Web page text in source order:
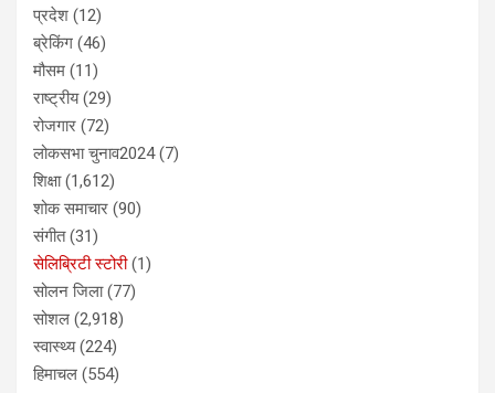
प्रदेश (12)
ब्रेकिंग (46)
मौसम (11)
राष्ट्रीय(29)
रोजगार (72)
लोकसभा चुनाव2024(7)
शिक्षा(1,612)
शोक समाचार (90)
संगीत(31)
सेलिब्रिटी स्टोरी(1)
सोलन जिला(77)
सोशल (2,918)
स्वास्थ्य(224)
हिमाचल (554)